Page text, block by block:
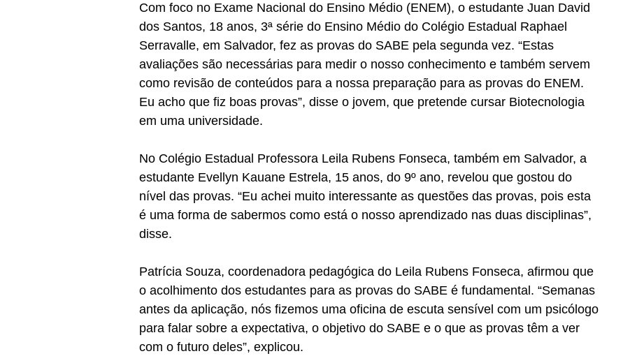
Com foco no Exame Nacional do Ensino Médio (ENEM), o estudante Juan David
dos Santos, 18 anos, 3ª série do Ensino Médio do Colégio Estadual Raphael
Serravalle, em Salvador, fez as provas do SABE pela segunda vez. “Estas
avaliações são necessárias para medir o nosso conhecimento e também servem
como revisão de conteúdos para a nossa preparação para as provas do ENEM.
Eu acho que fiz boas provas”, disse o jovem, que pretende cursar Biotecnologia
em uma universidade.
No Colégio Estadual Professora Leila Rubens Fonseca, também em Salvador, a
estudante Evellyn Kauane Estrela, 15 anos, do 9º ano, revelou que gostou do
nível das provas. “Eu achei muito interessante as questões das provas, pois esta
é uma forma de sabermos como está o nosso aprendizado nas duas disciplinas”,
disse.
Patrícia Souza, coordenadora pedagógica do Leila Rubens Fonseca, afirmou que
o acolhimento dos estudantes para as provas do SABE é fundamental. “Semanas
antes da aplicação, nós fizemos uma oficina de escuta sensível com um psicólogo
para falar sobre a expectativa, o objetivo do SABE e o que as provas têm a ver
com o futuro deles”, explicou.